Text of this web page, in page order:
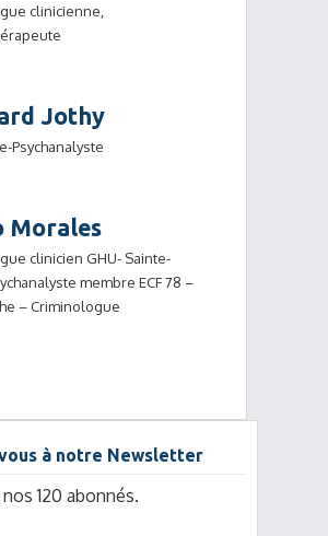
clinicienne,
Jothy
Psychanalyste
Morales
clinicien GHU- Sainte-
membre ECF 78 –
– Criminologue
à notre Newsletter
120 abonnés.